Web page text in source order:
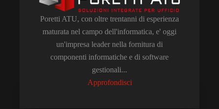
Poretti ATU, con oltre trentanni di esperienza
maturata nel campo dell'informatica, e' oggi
un'impresa leader nella fornitura di
componenti informatiche e di software
gestionali...
Approfondisci